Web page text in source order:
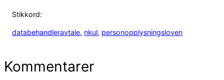
Stikkord:
databehandleravtale, nkul, personopplysningsloven
Kommentarer